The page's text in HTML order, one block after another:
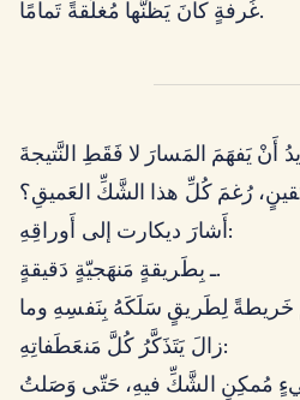
غُرفةٍ كانَ يَظُنُّها مُغلَقةً تَمامًا.
رُغمَ كُلِّ هذا الشَّكِّ العَميقِ؟
أَشارَ ديكارت إلى أَوراقِهِ:
ـ بِطَريقةٍ مَنهَجيّةٍ دَقيقةٍ.
لِطَريقٍ سَلَكَهُ بِنَفسِهِ وما
زالَ يَتَذَكَّرُ كُلَّ مَنعَطَفاتِهِ:
مُمكِنِ الشَّكِّ فيهِ، حَتّى وَصَلتُ